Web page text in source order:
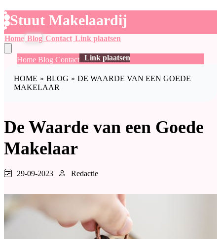
Stuut Makelaardij
Home Blog Contact Link plaatsen
HomeBlogContact Link plaatsen
HOME » BLOG » DE WAARDE VAN EEN GOEDE
MAKELAAR
De Waarde van een Goede
Makelaar
29-09-2023 Redactie